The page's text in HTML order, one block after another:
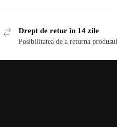
Drept de retur în 14 zile
Posibilitatea de a returna produsul